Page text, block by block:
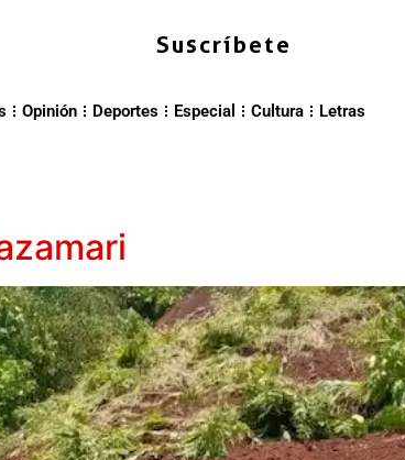
Suscríbete
Opinión Deportes Especial Cultura Letras